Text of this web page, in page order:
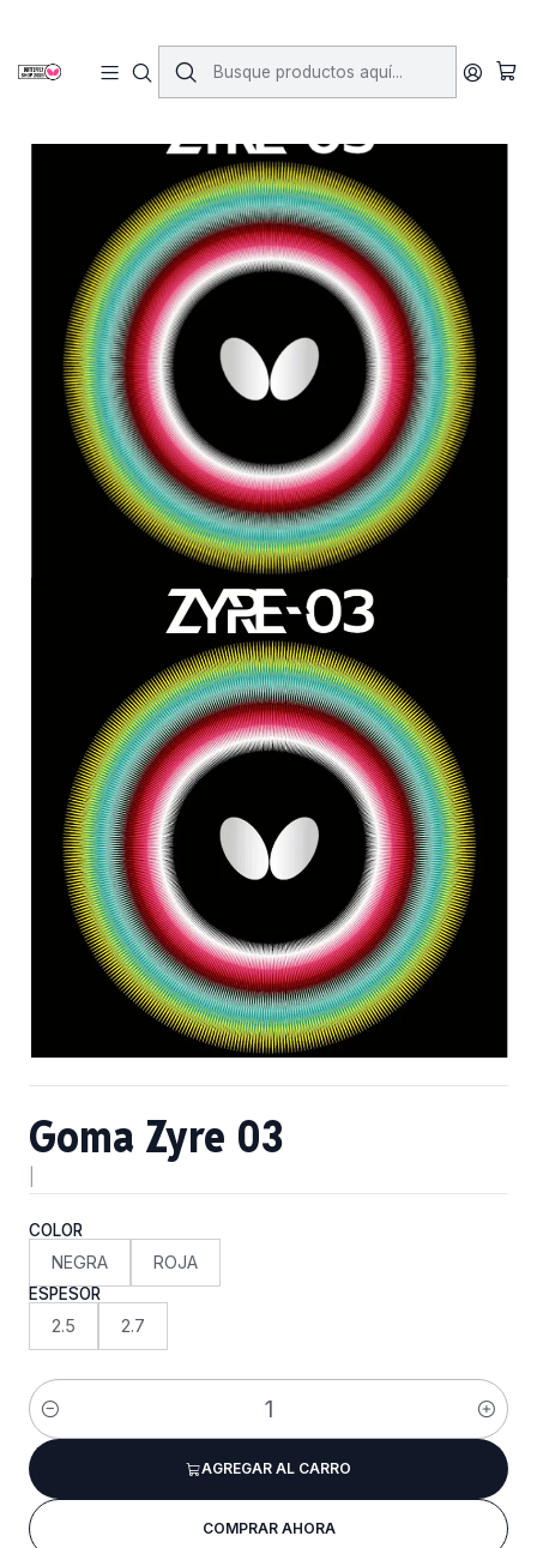
Goma Zyre 03
COLOR
NEGRA ROJA
ESPESOR
2.5 2.7
Cantidad
AGREGAR AL CARRO
COMPRAR AHORA